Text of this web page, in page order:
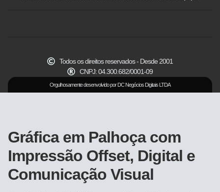
Todos os direitos reservados - Desde 2001
CNPJ: 04.300.682/0001-09
Orgulhosamente desenvolvido por DC Negócios Digitais LTDA
Gráfica em Palhoça com
Impressão Offset, Digital e
Comunicação Visual